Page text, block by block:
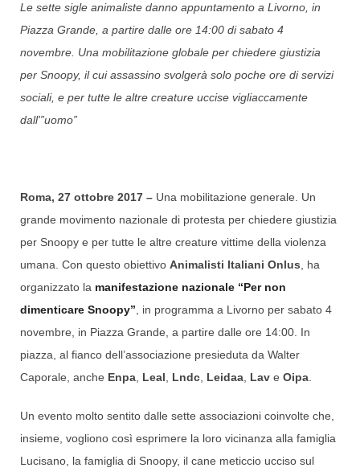
Le sette sigle animaliste danno appuntamento a Livorno, in
Piazza Grande, a partire dalle ore 14:00 di sabato 4
novembre. Una mobilitazione globale per chiedere giustizia
per Snoopy, il cui assassino svolgerà solo poche ore di servizi
sociali, e per tutte le altre creature uccise vigliaccamente
dall'”uomo”
Roma, 27 ottobre 2017 – Una mobilitazione generale. Un
grande movimento nazionale di protesta per chiedere giustizia
per Snoopy e per tutte le altre creature vittime della violenza
umana. Con questo obiettivo Animalisti Italiani Onlus , ha
organizzato la manifestazione nazionale “Per non
dimenticare Snoopy” , in programma a Livorno per sabato 4
novembre, in Piazza Grande, a partire dalle ore 14:00. In
piazza, al fianco dell’associazione presieduta da Walter
Caporale, anche Enpa Leal Lndc Leidaa Lav e Oipa
Un evento molto sentito dalle sette associazioni coinvolte che,
insieme, vogliono così esprimere la loro vicinanza alla famiglia
Lucisano, la famiglia di Snoopy, il cane meticcio ucciso sul